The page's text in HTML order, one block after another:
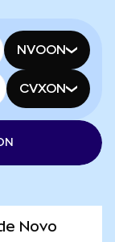
NVOON
CVXON
Novo